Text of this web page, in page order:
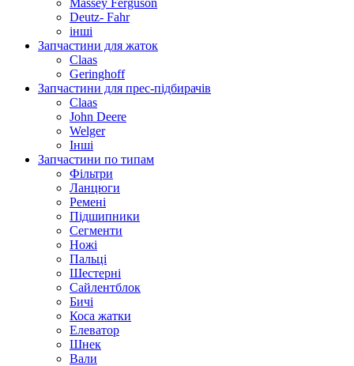
Massey Ferguson
Deutz- Fahr
інші
Запчастини для жаток
Claas
Geringhoff
Запчастини для прес-підбирачів
Claas
John Deere
Welger
Інші
Запчастини по типам
Фільтри
Ланцюги
Ремені
Підшипники
Сегменти
Ножі
Пальці
Шестерні
Сайлентблок
Бичі
Коса жатки
Елеватор
Шнек
Вали